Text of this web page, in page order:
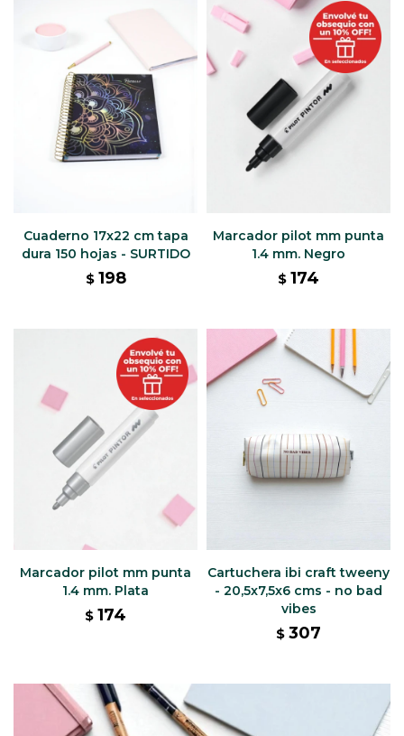
Cuaderno 17x22 cm tapa
dura 150 hojas - SURTIDO
$ 198
Marcador pilot mm punta
1.4 mm. Negro
$ 174
Marcador pilot mm punta
1.4 mm. Plata
$ 174
Cartuchera ibi craft tweeny
- 20,5x7,5x6 cms - no bad
vibes
$ 307